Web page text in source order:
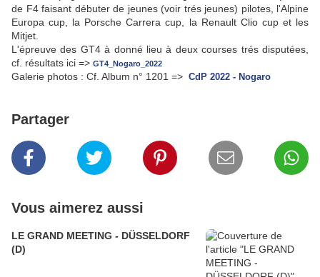
de F4 faisant débuter de jeunes (voir trés jeunes) pilotes, l'Alpine
Europa cup, la Porsche Carrera cup, la Renault Clio cup et les
Mitjet.
L'épreuve des GT4 à donné lieu à deux courses trés disputées,
cf. résultats ici => GT4_Nogaro_2022
Galerie photos : Cf. Album n° 1201 => CdP 2022 - Nogaro
Partager
Vous aimerez aussi
LE GRAND MEETING - DÜSSELDORF
(D)